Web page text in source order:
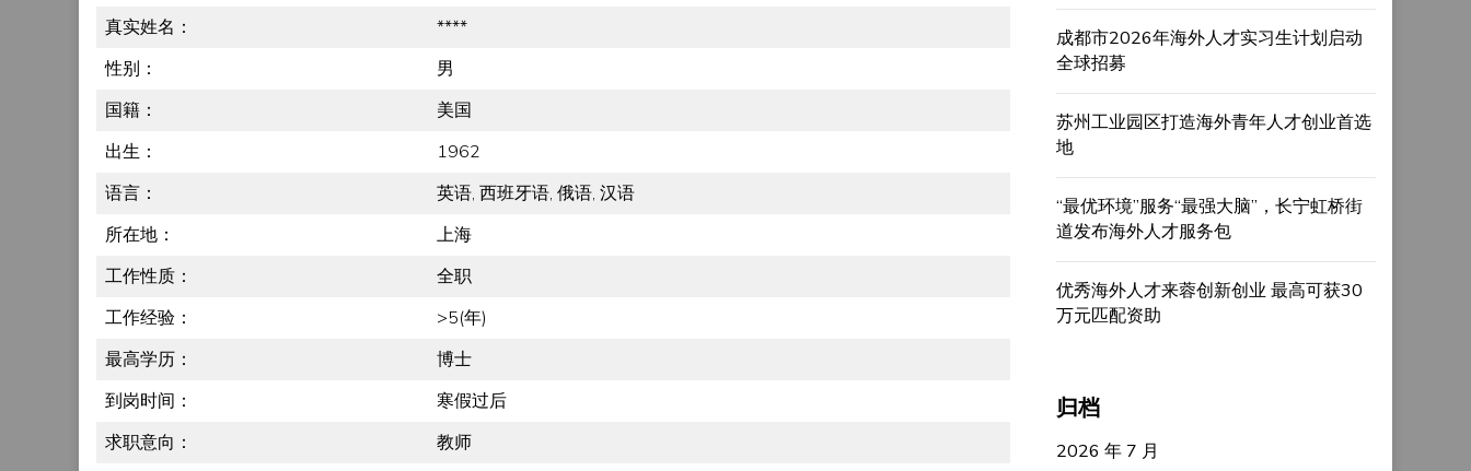
真实姓名：
****
性别：
男
国籍：
美国
出生：
1962
语言：
英语, 西班牙语, 俄语, 汉语
所在地：
上海
工作性质：
全职
工作经验：
>5(年)
最高学历：
博士
到岗时间：
寒假过后
求职意向：
教师
成都市2026年海外人才实习生计划启动
全球招募
苏州工业园区打造海外青年人才创业首选
地
“最优环境”服务“最强大脑”，长宁虹桥街
道发布海外人才服务包
优秀海外人才来蓉创新创业 最高可获30
万元匹配资助
归档
2026 年 7 月